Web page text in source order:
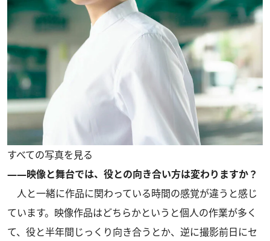
すべての写真を見る
――映像と舞台では、役との向き合い方は変わりますか？
人と一緒に作品に関わっている時間の感覚が違うと感じ
ています。映像作品はどちらかというと個人の作業が多く
て、役と半年間じっくり向き合うとか、逆に撮影前日にセ